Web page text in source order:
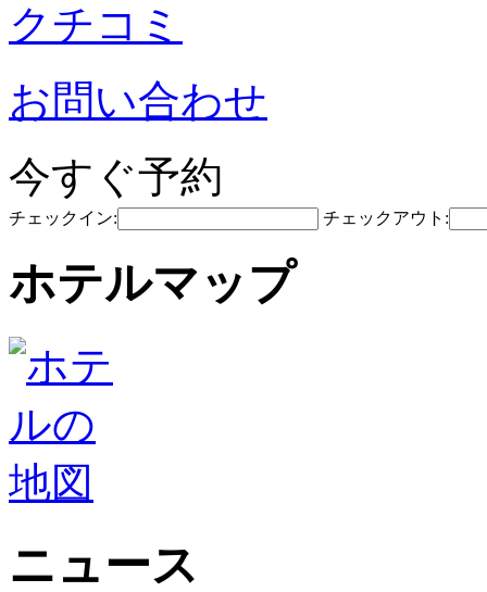
クチコミ
お問い合わせ
今すぐ予約
チェックイン: チェックアウト:
ホテルマップ
ニュース